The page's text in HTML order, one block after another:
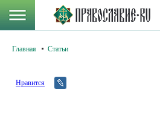
Главная Статьи
Нравится